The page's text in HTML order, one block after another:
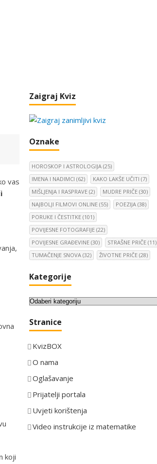
vas
koji
Zaigraj Kviz
Oznake
HOROSKOP I ASTROLOGIJA (25)
IMENA I NADIMCI (62) KAKO LAKŠE UČITI (7)
MIŠLJENJA I RASPRAVE (2) MUDRE PRIČE (30)
NAJBOLJI FILMOVI ONLINE (55) POEZIJA (38)
PORUKE I ČESTITKE (101)
POVIJESNE FOTOGRAFIJE (22)
POVIJESNE GRAĐEVINE (30) STRAŠNE PRIČE (11)
TUMAČENJE SNOVA (32) ŽIVOTNE PRIČE (28)
Kategorije
K
t
g
o
i
j
e
Stranice
KvizBOX
O nama
Oglašavanje
Prijatelji portala
Uvjeti korištenja
Video instrukcije iz matematike